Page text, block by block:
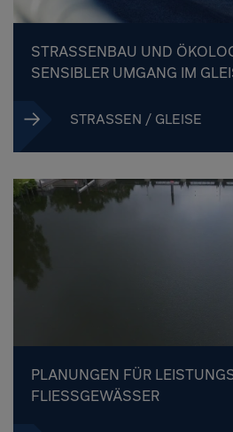
STRASSENBAU UND
ENSIBLER UMGANG IM
STRASSEN / GLEISE
PLANUNGEN FÜR
FLIESSGEWÄSSER